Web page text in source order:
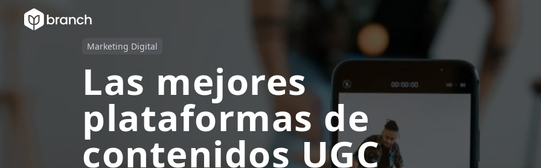
Marketing Digital
Las mejores
plataformas de
contenidos UGC